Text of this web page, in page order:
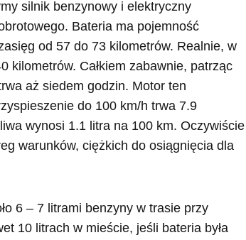
silnik benzynowy i elektryczny
Bateria ma pojemność
od 57 do 73 kilometrów. Realnie, w
kilometrów. Całkiem zabawnie, patrząc
aż siedem godzin. Motor ten
do 100 km/h trwa 7.9
wynosi 1.1 litra na 100 km. Oczywiście
warunków, ciężkich do osiągnięcia dla
6 – 7 litrami benzyny w trasie przy
10 litrach w mieście, jeśli bateria była